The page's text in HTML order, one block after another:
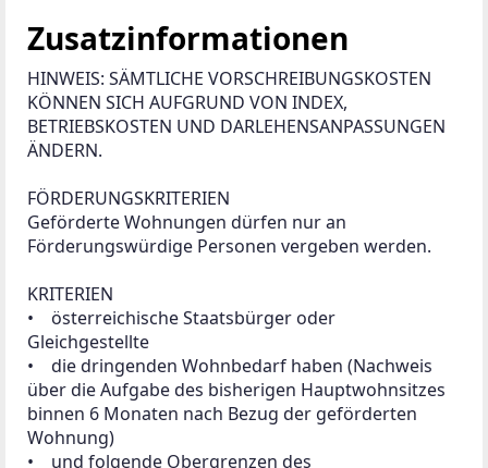
Zusatzinformationen
HINWEIS: SÄMTLICHE VORSCHREIBUNGSKOSTEN
KÖNNEN SICH AUFGRUND VON INDEX,
BETRIEBSKOSTEN UND DARLEHENSANPASSUNGEN
ÄNDERN.
FÖRDERUNGSKRITERIEN
Geförderte Wohnungen dürfen nur an
Förderungswürdige Personen vergeben werden.
KRITERIEN
•    österreichische Staatsbürger oder
Gleichgestellte
•    die dringenden Wohnbedarf haben (Nachweis
über die Aufgabe des bisherigen Hauptwohnsitzes
binnen 6 Monaten nach Bezug der geförderten
Wohnung)
•    und folgende Obergrenzen des